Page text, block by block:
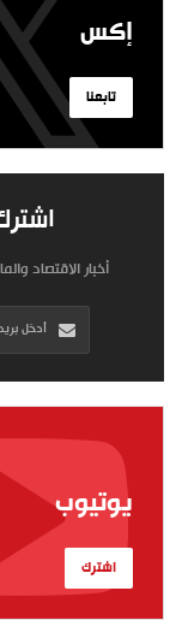
إكس
تابعنا
أخبار الاقتصاد
يوتيوب
اشترك